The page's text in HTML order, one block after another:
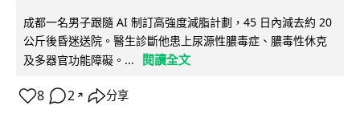
成都一名男子跟隨 AI 制訂高強度減脂計劃，45 日內減去約 20
公斤後昏迷送院。醫生診斷他患上尿源性膿毒症、膿毒性休克
及多器官功能障礙。...
閱讀全文
8 2 ↗ 分享